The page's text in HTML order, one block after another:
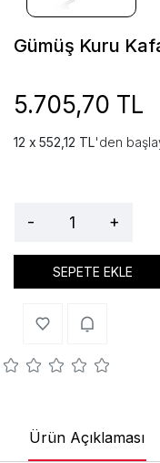
Gümüş Kuru
5.705,70 TL
552,12 TL'den
- +
SEPETE EKLE
Ürün Açıklaması